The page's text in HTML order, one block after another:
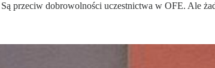
przeciw dobrowolności uczestnictwa w OFE. Ale